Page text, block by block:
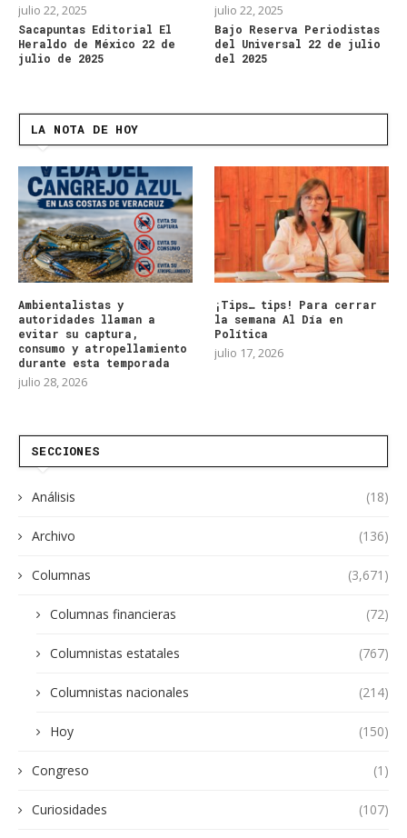
julio 22, 2025
Sacapuntas Editorial El
Heraldo de México 22 de
julio de 2025
julio 22, 2025
Bajo Reserva Periodistas
del Universal 22 de julio
del 2025
LA NOTA DE HOY
Ambientalistas y
autoridades llaman a
evitar su captura,
consumo y atropellamiento
durante esta temporada
julio 28, 2026
¡Tips… tips! Para cerrar
la semana Al Día en
Política
julio 17, 2026
SECCIONES
Análisis (18)
Archivo (136)
Columnas (3,671)
Columnas financieras (72)
Columnistas estatales (767)
Columnistas nacionales (214)
Hoy (150)
Congreso (1)
Curiosidades (107)